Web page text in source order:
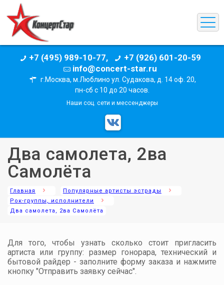
+7 (495) 989-10-77,
+7 (926) 601-20-59
info@concert-star.ru
г.Москва, м.Люблино ул. Судакова, д. 14 оф. 20,
пн-сб с 10 до 20 часов.
Наши соц. сети и мессенджеры
Два самолета, 2ва
Самолёта
Главная
Популярные артисты эстрады
Рок-группы, исполнители
Два самолета, 2ва Самолёта
Для того, чтобы узнать сколько стоит пригласить
артиста или группу: размер гонорара, технический и
бытовой райдер - заполните форму заказа и нажмите
кнопку "Отправить заявку сейчас".